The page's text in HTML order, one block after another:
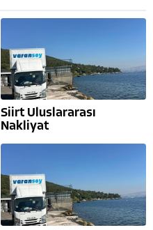
Siirt Uluslararası
Nakliyat